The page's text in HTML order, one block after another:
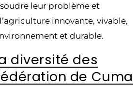
leur problème et
innovante, vivable,
et durable.
diversité des
de Cuma